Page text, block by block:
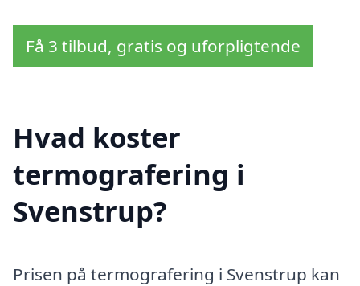
Få 3 tilbud, gratis og uforpligtende
Hvad koster
termografering i
Svenstrup?
Prisen på termografering i Svenstrup kan